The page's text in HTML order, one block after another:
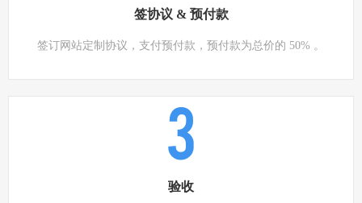
签协议 & 预付款
签订网站定制协议，支付预付款，预付款为总价的 50% 。
3
验收